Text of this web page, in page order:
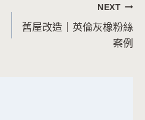
NEXT
舊屋改造｜英倫灰橡粉絲
案例